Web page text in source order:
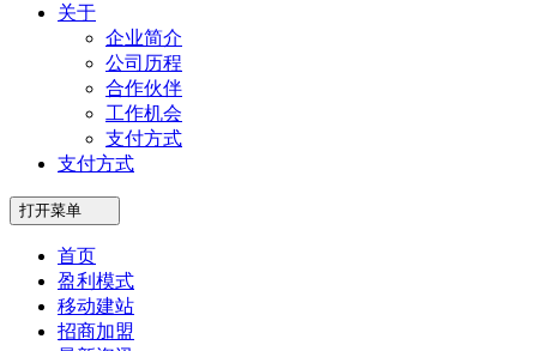
关于
企业简介
公司历程
合作伙伴
工作机会
支付方式
支付方式
打开菜单
首页
盈利模式
移动建站
招商加盟